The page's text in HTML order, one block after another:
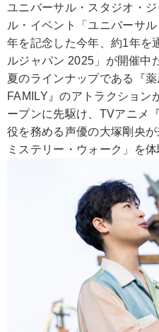
ユニバーサル・スタジオ・
ル・イベント「ユニバーサ
年を記念した今年、約1年を
ルジャパン 2025」が開催中
夏のラインナップである『
FAMILY』のアトラクション
ープンに先駆け、TVアニメ
役を務める声優の大塚剛央
ミステリー・ウォーク」を体